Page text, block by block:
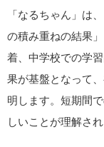
「なるちゃん」は
の積み重ねの結果
着、中学校での学
果が基盤となって
明します。短期間
しいことが理解され